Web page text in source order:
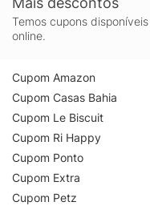
Temos cupons
online.
Cupom Amazon
Cupom Casas Bahia
Cupom Le Biscuit
Cupom Ri Happy
Cupom Ponto
Cupom Extra
Cupom Petz